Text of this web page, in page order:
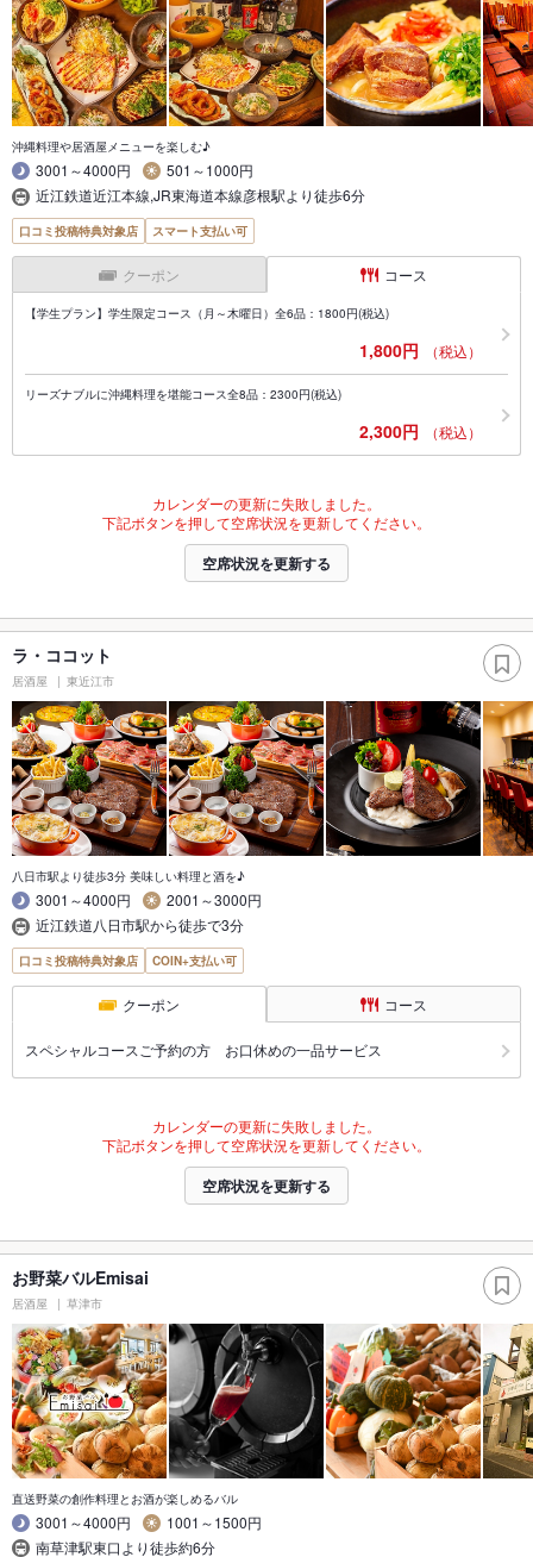
沖縄料理や居酒屋メニューを楽しむ♪
3001～4000円
501～1000円
近江鉄道近江本線,JR東海道本線彦根駅より徒歩6分
口コミ投稿特典対象店 スマート支払い可
クーポン コース
【学生プラン】学生限定コース（月～木曜日）全6品：1800円(税込)
1,800円 （税込）
リーズナブルに沖縄料理を堪能コース全8品：2300円(税込)
2,300円 （税込）
カレンダーの更新に失敗しました。
下記ボタンを押して空席状況を更新してください。
空席状況を更新する
ラ・ココット
居酒屋 東近江市
八日市駅より徒歩3分 美味しい料理と酒を♪
3001～4000円
2001～3000円
近江鉄道八日市駅から徒歩で3分
口コミ投稿特典対象店 COIN+支払い可
クーポン コース
スペシャルコースご予約の方 お口休めの一品サービス
カレンダーの更新に失敗しました。
下記ボタンを押して空席状況を更新してください。
空席状況を更新する
お野菜バルEmisai
居酒屋 草津市
直送野菜の創作料理とお酒が楽しめるバル
3001～4000円
1001～1500円
南草津駅東口より徒歩約6分